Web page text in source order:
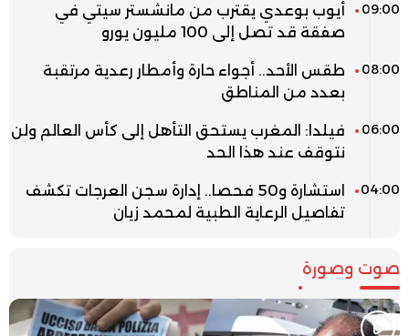
09:00
أيوب بوعدي يقترب من مانشستر سيتي في
صفقة قد تصل إلى 100 مليون يورو
08:00
طقس الأحد.. أجواء حارة وأمطار رعدية مرتقبة
بعدد من المناطق
06:00
فيلدا: المغرب يستحق التأهل إلى كأس العالم ولن
نتوقف عند هذا الحد
04:00
استشارة و50 فحصا.. إدارة سجن العرجات تكشف
تفاصيل الرعاية الطبية لمحمد زيان
صوت وصورة